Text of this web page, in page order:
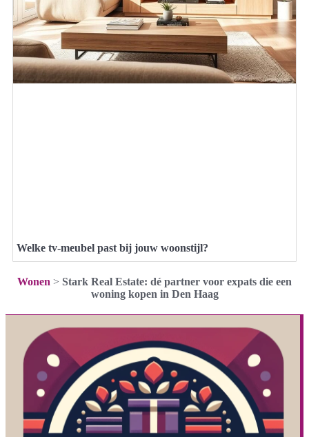
Welke tv-meubel past bij jouw woonstijl?
Wonen > Stark Real Estate: dé partner voor expats die een
woning kopen in Den Haag